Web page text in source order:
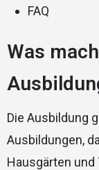
FAQ
Was
Die Ausbildung
Ausbildungen,
Hausgärten